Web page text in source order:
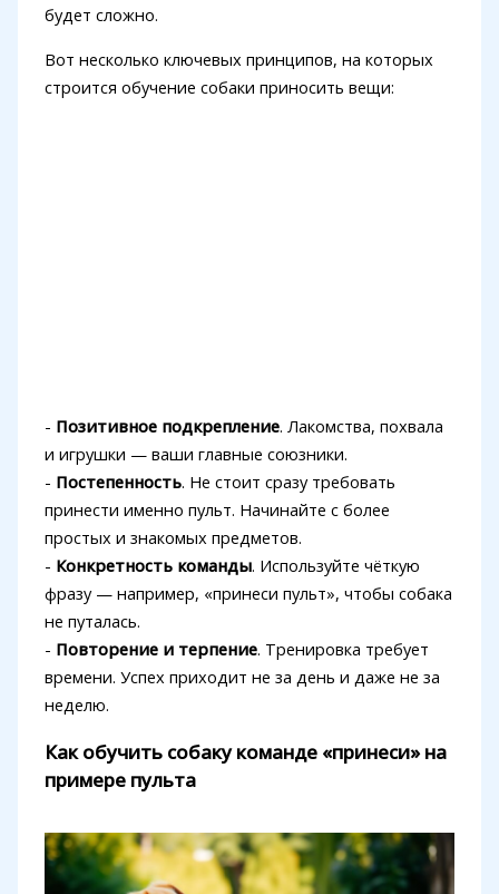
будет сложно.
Вот несколько ключевых принципов, на которых
строится обучение собаки приносить вещи:
- Позитивное подкрепление. Лакомства, похвала
и игрушки — ваши главные союзники.
- Постепенность. Не стоит сразу требовать
принести именно пульт. Начинайте с более
простых и знакомых предметов.
- Конкретность команды. Используйте чёткую
фразу — например, «принеси пульт», чтобы собака
не путалась.
- Повторение и терпение. Тренировка требует
времени. Успех приходит не за день и даже не за
неделю.
Как обучить собаку команде «принеси» на
примере пульта